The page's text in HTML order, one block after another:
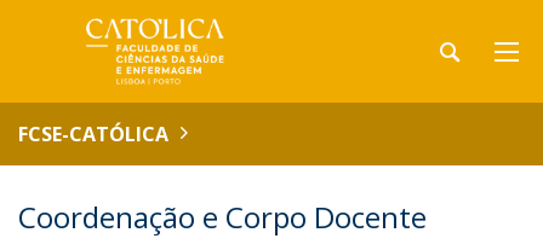
FCSE-CATÓLICA
Coordenação e Corpo Docente